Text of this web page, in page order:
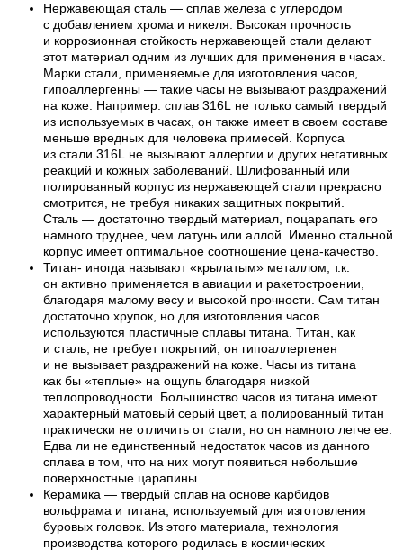
Нержавеющая сталь — сплав железа с углеродом
с добавлением хрома и никеля. Высокая прочность
и коррозионная стойкость нержавеющей стали делают
этот материал одним из лучших для применения в часах.
Марки стали, применяемые для изготовления часов,
гипоаллергенны — такие часы не вызывают раздражений
на коже. Например: сплав 316L не только самый твердый
из используемых в часах, он также имеет в своем составе
меньше вредных для человека примесей. Корпуса
из стали 316L не вызывают аллергии и других негативных
реакций и кожных заболеваний. Шлифованный или
полированный корпус из нержавеющей стали прекрасно
смотрится, не требуя никаких защитных покрытий.
Сталь — достаточно твердый материал, поцарапать его
намного труднее, чем латунь или аллой. Именно стальной
корпус имеет оптимальное соотношение цена-качество.
Титан- иногда называют «крылатым» металлом, т.к.
он активно применяется в авиации и ракетостроении,
благодаря малому весу и высокой прочности. Сам титан
достаточно хрупок, но для изготовления часов
используются пластичные сплавы титана. Титан, как
и сталь, не требует покрытий, он гипоаллергенен
и не вызывает раздражений на коже. Часы из титана
как бы «теплые» на ощупь благодаря низкой
теплопроводности. Большинство часов из титана имеют
характерный матовый серый цвет, а полированный титан
практически не отличить от стали, но он намного легче ее.
Едва ли не единственный недостаток часов из данного
сплава в том, что на них могут появиться небольшие
поверхностные царапины.
Керамика — твердый сплав на основе карбидов
вольфрама и титана, используемый для изготовления
буровых головок. Из этого материала, технология
производства которого родилась в космических